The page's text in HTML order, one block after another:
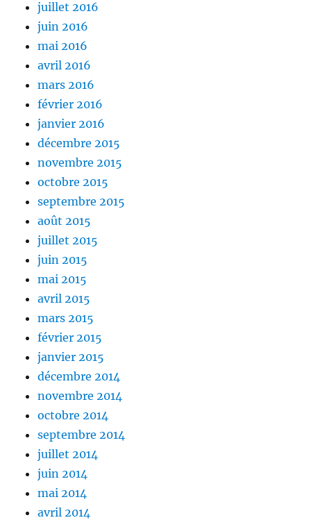
juillet 2016
juin 2016
mai 2016
avril 2016
mars 2016
février 2016
janvier 2016
décembre 2015
novembre 2015
octobre 2015
septembre 2015
août 2015
juillet 2015
juin 2015
mai 2015
avril 2015
mars 2015
février 2015
janvier 2015
décembre 2014
novembre 2014
octobre 2014
septembre 2014
juillet 2014
juin 2014
mai 2014
avril 2014